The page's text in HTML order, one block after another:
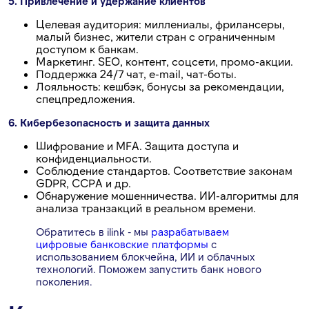
Целевая аудитория: миллениалы, фрилансеры,
малый бизнес, жители стран с ограниченным
доступом к банкам.
Маркетинг. SEO, контент, соцсети, промо-акции.
Поддержка 24/7 чат, e-mail, чат-боты.
Лояльность: кешбэк, бонусы за рекомендации,
спецпредложения.
6. Кибербезопасность и защита данных
Шифрование и MFA. Защита доступа и
конфиденциальности.
Соблюдение стандартов. Соответствие законам
GDPR, CCPA и др.
Обнаружение мошенничества. ИИ-алгоритмы для
анализа транзакций в реальном времени.
Обратитесь в ilink - мы разрабатываем
цифровые банковские платформы с
использованием блокчейна, ИИ и облачных
технологий. Поможем запустить банк нового
поколения.